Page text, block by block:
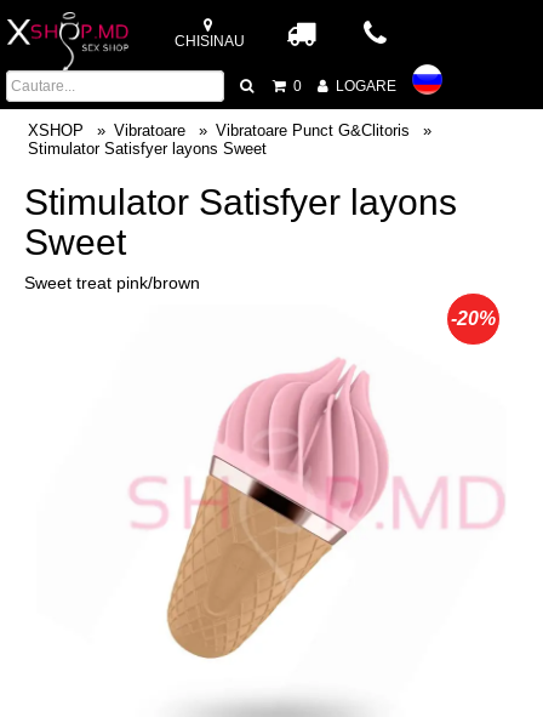
CHISINAU
0 LOGARE
XSHOP Vibratoare
Vibratoare Punct G&Clitoris
Stimulator Satisfyer layons Sweet
Stimulator Satisfyer layons
Sweet
Sweet treat pink/brown
-20%